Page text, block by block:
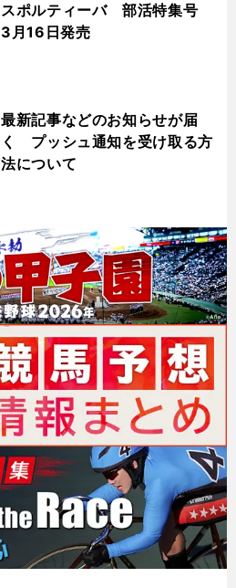
スポルティーバ 部活特集号
3月16日発売
最新記事などのお知らせが届
く プッシュ通知を受け取る方
法について